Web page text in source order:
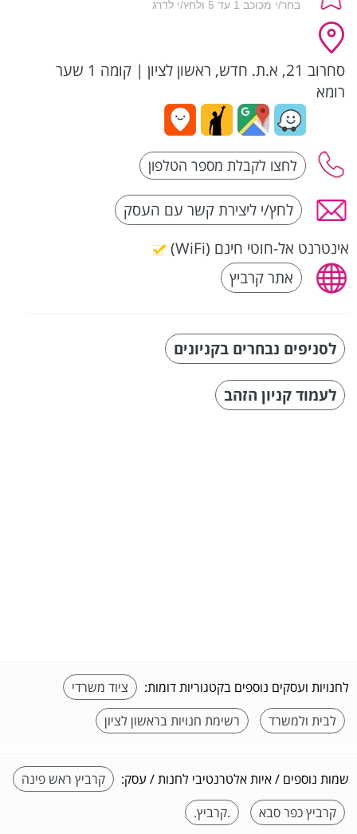
סחרוב 21, א.ת. חדש, ראשון לציון |
קומה 1 שער
רומא
לחץ/י ליצירת קשר עם העסק
אינטרנט אל-חוטי חינם (WiFi)
אתר קרביץ
לסניפים נבחרים בקניונים
לעמוד קניון הזהב
לחנויות ועסקים נוספים בקטגוריות דומות:
ציוד משרדי
לבית ולמשרד
רשימת חנויות בראשון לציון
שמות נוספים / איות אלטרנטיבי לחנות / עסק:
קרביץ ראש פינה
קרביץ כפר סבא
.קרביץ.